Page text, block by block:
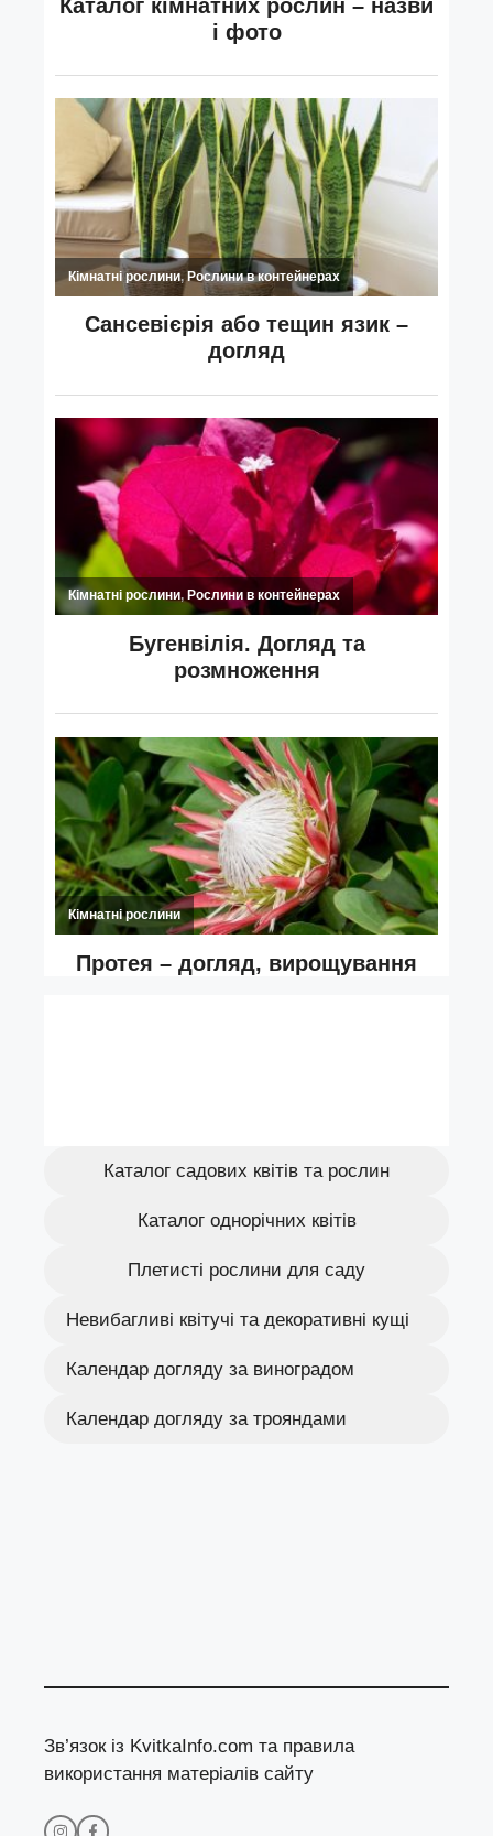
Каталог садових квітів та рослин
Каталог однорічних квітів
Плетисті рослини для саду
Невибагливі квітучі та декоративні кущі
Календар догляду за виноградом
Календар догляду за трояндами
Зв’язок із KvitkaInfo.com та правила
використання матеріалів сайту